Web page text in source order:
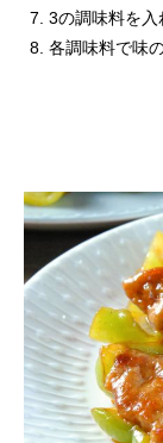
3の調味料を
各調味料で味